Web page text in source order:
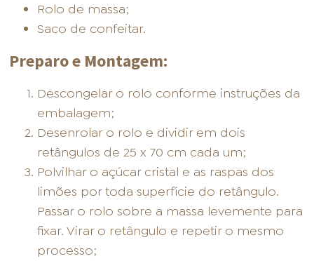
Rolo de massa;
Saco de confeitar.
Preparo e Montagem:
Descongelar o rolo conforme instruções da
embalagem;
Desenrolar o rolo e dividir em dois
retângulos de 25 x 70 cm cada um;
Polvilhar o açúcar cristal e as raspas dos
limões por toda superfície do retângulo.
Passar o rolo sobre a massa levemente para
fixar. Virar o retângulo e repetir o mesmo
processo;